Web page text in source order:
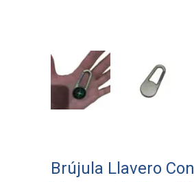
Brújula Llavero Con